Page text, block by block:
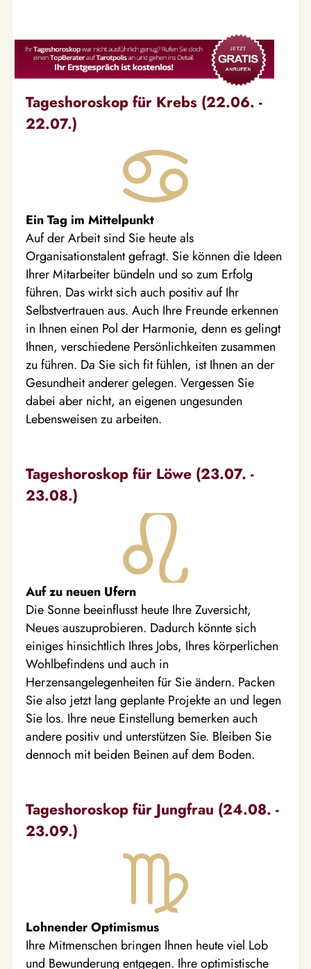
Tageshoroskop für Krebs (22.06. -
22.07.)
Ein Tag im Mittelpunkt
Auf der Arbeit sind Sie heute als
Organisationstalent gefragt. Sie können die Ideen
Ihrer Mitarbeiter bündeln und so zum Erfolg
führen. Das wirkt sich auch positiv auf Ihr
Selbstvertrauen aus. Auch Ihre Freunde erkennen
in Ihnen einen Pol der Harmonie, denn es gelingt
Ihnen, verschiedene Persönlichkeiten zusammen
zu führen. Da Sie sich fit fühlen, ist Ihnen an der
Gesundheit anderer gelegen. Vergessen Sie
dabei aber nicht, an eigenen ungesunden
Lebensweisen zu arbeiten.
Tageshoroskop für Löwe (23.07. -
23.08.)
Auf zu neuen Ufern
Die Sonne beeinflusst heute Ihre Zuversicht,
Neues auszuprobieren. Dadurch könnte sich
einiges hinsichtlich Ihres Jobs, Ihres körperlichen
Wohlbefindens und auch in
Herzensangelegenheiten für Sie ändern. Packen
Sie also jetzt lang geplante Projekte an und legen
Sie los. Ihre neue Einstellung bemerken auch
andere positiv und unterstützen Sie. Bleiben Sie
dennoch mit beiden Beinen auf dem Boden.
Tageshoroskop für Jungfrau (24.08. -
23.09.)
Lohnender Optimismus
Ihre Mitmenschen bringen Ihnen heute viel Lob
und Bewunderung entgegen. Ihre optimistische